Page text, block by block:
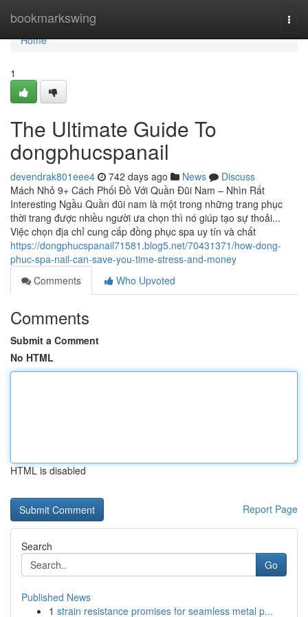
bookmarkswing
Home
Home
1
The Ultimate Guide To
dongphucspanail
devendrak801eee4 742 days ago News
Discuss
Mách Nhỏ 9+ Cách Phối Đồ Với Quần Đũi Nam – Nhìn Rất
Interesting Ngầu Quần đũi nam là một trong những trang phục
thời trang được nhiều người ưa chọn thì nó giúp tạo sự thoải...
Việc chọn địa chỉ cung cấp đồng phục spa uy tín và chất
https://dongphucspanail71581.blog5.net/70431371/how-dong-
phuc-spa-nail-can-save-you-time-stress-and-money
Comments
Who Upvoted
Comments
Submit a Comment
No HTML
HTML is disabled
Report Page
Search
Go
Published News
1 strain resistance promises for seamless metal p...